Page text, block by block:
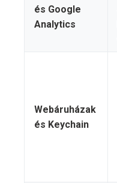
és Google
Analytics
Webáruházak
és Keychain